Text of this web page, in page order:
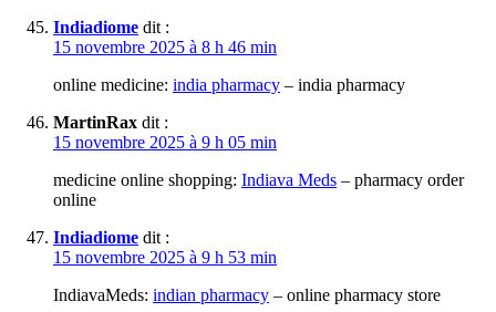
Indiadiome dit :
15 novembre 2025 à 8 h 46 min
online medicine: india pharmacy – india pharmacy
MartinRax dit :
15 novembre 2025 à 9 h 05 min
medicine online shopping: Indiava Meds – pharmacy order
online
Indiadiome dit :
15 novembre 2025 à 9 h 53 min
IndiavaMeds: indian pharmacy – online pharmacy store